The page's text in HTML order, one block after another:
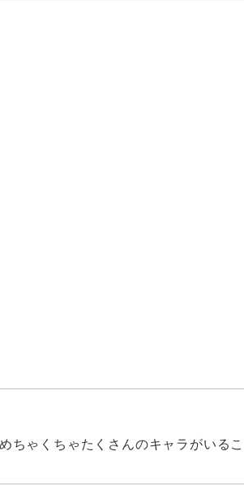
ちゃくちゃたくさんのキャラがいる